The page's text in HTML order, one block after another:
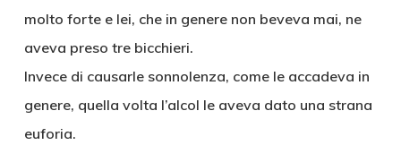
molto forte e lei, che in genere non beveva mai, ne
aveva preso tre bicchieri.
Invece di causarle sonnolenza, come le accadeva in
genere, quella volta l’alcol le aveva dato una strana
euforia.